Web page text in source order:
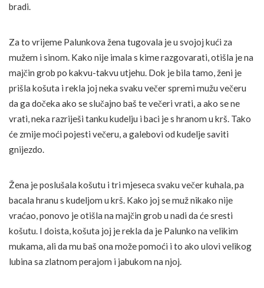
bradi.
Za to vrijeme Palunkova žena tugovala je u svojoj kući za
mužem i sinom. Kako nije imala s kime razgovarati, otišla je na
majčin grob po kakvu-takvu utjehu. Dok je bila tamo, ženi je
prišla košuta i rekla joj neka svaku večer spremi mužu večeru
da ga dočeka ako se slučajno baš te večeri vrati, a ako se ne
vrati, neka razriješi tanku kudelju i baci je s hranom u krš. Tako
će zmije moći pojesti večeru, a galebovi od kudelje saviti
gnijezdo.
Žena je poslušala košutu i tri mjeseca svaku večer kuhala, pa
bacala hranu s kudeljom u krš. Kako joj se muž nikako nije
vraćao, ponovo je otišla na majčin grob u nadi da će sresti
košutu. I doista, košuta joj je rekla da je Palunko na velikim
mukama, ali da mu baš ona može pomoći i to ako ulovi velikog
lubina sa zlatnom perajom i jabukom na njoj.